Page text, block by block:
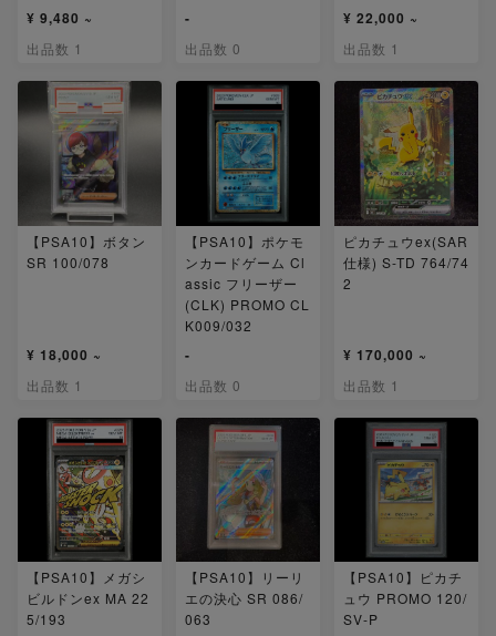
¥ 9,480 ~
出品数 1
-
出品数 0
¥ 22,000 ~
出品数 1
【PSA10】ボタン
SR 100/078
¥ 18,000 ~
出品数 1
【PSA10】ポケモ
ンカードゲーム Cl
assic フリーザー
(CLK) PROMO CL
K009/032
-
出品数 0
ピカチュウex(SAR
仕様) S-TD 764/74
2
¥ 170,000 ~
出品数 1
【PSA10】メガシ
ビルドンex MA 22
5/193
【PSA10】リーリ
エの決心 SR 086/
063
【PSA10】ピカチ
ュウ PROMO 120/
SV-P